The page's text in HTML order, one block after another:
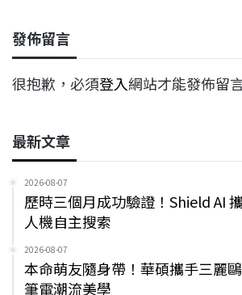
發佈留言
很抱歉，必須登入網站才能發佈留
最新文章
2026-08-07
歷時三個月成功驗證！Shield AI
人機自主搜索
2026-08-07
本命萌友隨身帶！華碩攜手三麗
筆電潮流美學